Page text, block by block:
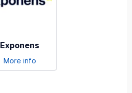
Exponens
More info